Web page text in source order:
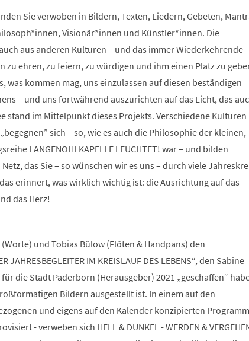
Sie verwoben in Bildern, Texten, Liedern, Gebeten,
Visionär*innen und Künstler*innen. Die
aus anderen Kulturen – und das immer Wiederkehrende
zu ehren, zu feiern, zu würdigen und ihm einen Platz zu
was kommen mag, uns einzulassen auf diesen beständigen
– und uns fortwährend auszurichten auf das Licht, das
stand im Mittelpunkt dieses Projekts. Verschiedene Kulturen
sich – so, wie es auch die Philosophie der kleinen,
LANGENOHLKAPELLE LEUCHTET! war – und bilden
das Sie – so wünschen wir es uns – durch viele
erinnert, was wirklich wichtig ist: die Ausrichtung auf das
das Herz!
und Tobias Bülow (Flöten & Handpans) den
JAHRESBEGLEITER IM KREISLAUF DES LEBENS“, den Sabine
die Stadt Paderborn (Herausgeber) 2021 „geschaffen“
Bildern ausgestellt ist. In einem auf den
und eigens auf den Kalender konzipierten
- verweben sich HELL & DUNKEL - WERDEN &